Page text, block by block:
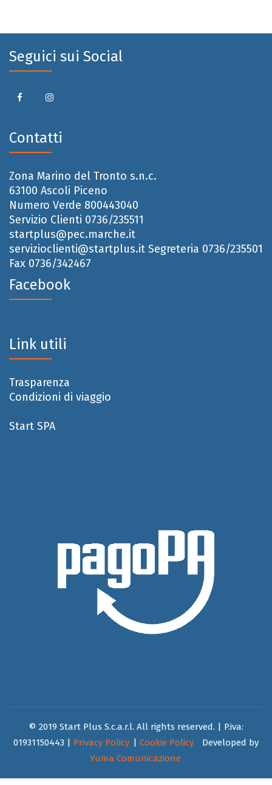
Seguici sui Social
Contatti
Zona Marino del Tronto s.n.c.
63100 Ascoli Piceno
Numero Verde 800443040
Servizio Clienti 0736/235511
startplus@pec.marche.it
servizioclienti@startplus.it Segreteria 0736/235501
Fax 0736/342467
Facebook
Link utili
Trasparenza
Condizioni di viaggio
Start SPA
© 2019 Start Plus S.c.a.r.l. All rights reserved. | P.iva:
01931150443 | Privacy Policy | Cookie Policy
Developed by
Yuma Comunicazione